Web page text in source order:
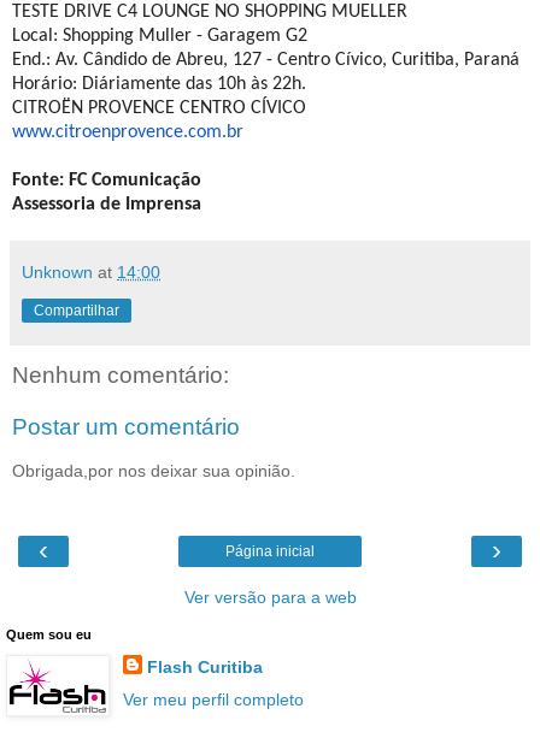
TESTE DRIVE C4 LOUNGE NO SHOPPING MUELLER
Local: Shopping Muller - Garagem G2
End.: Av. Cândido de Abreu, 127 - Centro Cívico, Curitiba, Paraná
Horário: Diáriamente das 10h às 22h.
CITROËN PROVENCE CENTRO CÍVICO
www.citroenprovence.com.br
Fonte: FC Comunicação
Assessoria de Imprensa
Unknown at 14:00
Compartilhar
Nenhum comentário:
Postar um comentário
Obrigada,por nos deixar sua opinião.
‹ ›
Página inicial
Ver versão para a web
Quem sou eu
Flash Curitiba
Ver meu perfil completo